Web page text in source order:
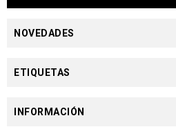
NOVEDADES
ETIQUETAS
INFORMACIÓN